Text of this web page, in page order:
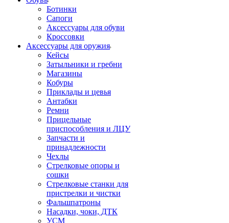
Ботинки
Сапоги
Аксессуары для обуви
Кроссовки
Аксессуары для оружия
Кейсы
Затыльники и гребни
Магазины
Кобуры
Приклады и цевья
Антабки
Ремни
Прицельные
приспособления и ЛЦУ
Запчасти и
принадлежности
Чехлы
Стрелковые опоры и
сошки
Стрелковые станки для
пристрелки и чистки
Фальшпатроны
Насадки, чоки, ДТК
УСМ